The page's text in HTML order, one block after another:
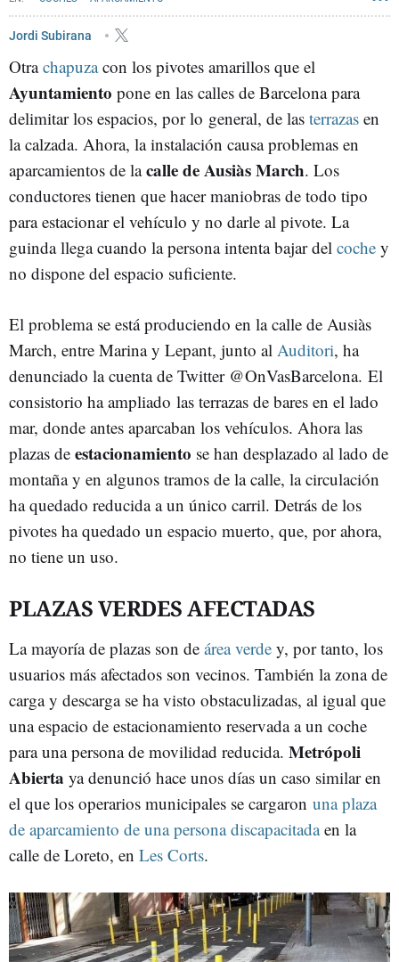
Jordi Subirana
Otrachapuzacon los pivotes amarillos que el
Ayuntamiento pone en las calles de Barcelona para
delimitar los espacios, por lo general, de las terrazas en
la calzada. Ahora, la instalación causa problemas en
aparcamientos de lacalle de Ausiàs March. Los
conductores tienen que hacer maniobras de todo tipo
para estacionar el vehículo y no darle al pivote. La
guinda llega cuando la persona intenta bajar del coche y
no dispone del espacio suficiente.
El problema se está produciendo en la calle de Ausiàs
March, entre Marina y Lepant, junto al Auditori, ha
denunciado la cuenta de Twitter @OnVasBarcelona. El
consistorio ha ampliado las terrazas de bares en el lado
mar, donde antes aparcaban los vehículos. Ahora las
plazas de estacionamiento se han desplazado al lado de
montaña y en algunos tramos de la calle, la circulación
ha quedado reducida a un único carril. Detrás de los
pivotes ha quedado un espacio muerto, que, por ahora,
no tiene un uso.
PLAZAS VERDES AFECTADAS
La mayoría de plazas son de área verde y, por tanto, los
usuarios más afectados son vecinos. También la zona de
carga y descarga se ha visto obstaculizadas, al igual que
una espacio de estacionamiento reservada a un coche
para una persona de movilidad reducida. Metrópoli
Abierta ya denunció hace unos días un caso similar en
el que los operarios municipales se cargaron una plaza
de aparcamiento de una persona discapacitadaen la
calle de Loreto, en Les Corts.